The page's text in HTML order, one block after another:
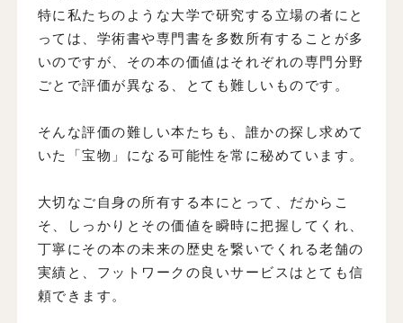
特に私たちのような大学で研究する立場の者にと
っては、学術書や専門書を多数所有することが多
いのですが、その本の価値はそれぞれの専門分野
ごとで評価が異なる、とても難しいものです。
そんな評価の難しい本たちも、誰かの探し求めて
いた「宝物」になる可能性を常に秘めています。
大切なご自身の所有する本にとって、だからこ
そ、しっかりとその価値を瞬時に把握してくれ、
丁寧にその本の未来の歴史を繋いでくれる老舗の
実績と、フットワークの良いサービスはとても信
頼できます。